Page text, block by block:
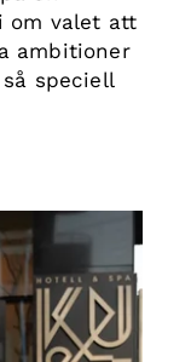
om valet att
ambitioner
speciell